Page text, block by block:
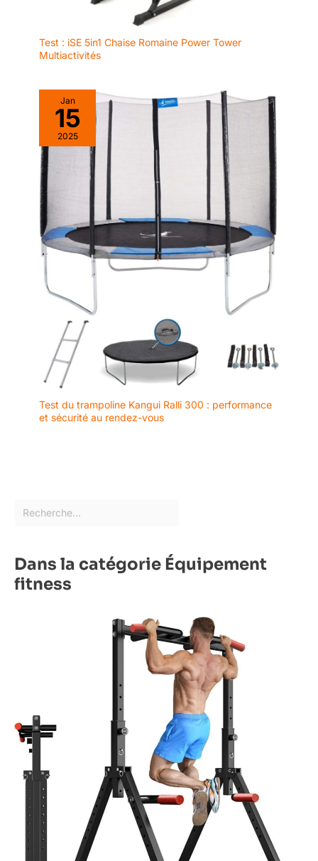
Test : iSE 5in1 Chaise Romaine Power Tower
Multiactivités
Jan
15
2025
Test du trampoline Kangui Ralli 300 : performance
et sécurité au rendez-vous
Dans la catégorie Équipement
fitness